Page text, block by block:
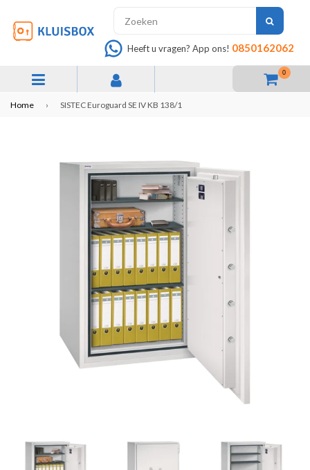
expand/collapse
0
Heeft u vragen? App ons! 0850162062
Home › SISTEC Euroguard SE IV KB 138/1